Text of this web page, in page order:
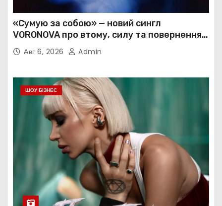
«Сумую за собою» — новий сингл
VORONOVA про втому, силу та повернення
до себе
Авг 6, 2026 Admin
ШОУ БІЗНЕС